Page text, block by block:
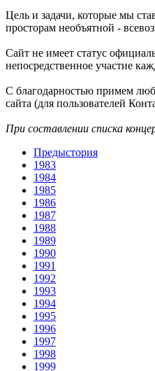
Цель и задачи, которые мы
просторам необъятной -
Сайт не имеет статус
непосредственное участие
С благодарностью примем
сайта (для пользователей
При составлении списка
Предыстория
1983
1984
1985
1986
1987
1988
1989
1990
1991
1992
1993
1994
1995
1996
1997
1998
1999